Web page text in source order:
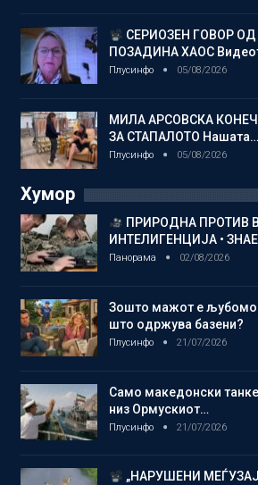
СЕРИОЗЕН ГОВОР
ПОЗАДИНА ХАОС
Плусинфо 05/08/2026
МИЛА АРСОВСКА
ЗА СТАПАЛОТО Нашата…
Плусинфо 05/08/2026
Хумор
ПРИРОДНА ПРОТИВ
ИНТЕЛИГЕНЦИЈА •
Панорама 02/08/2026
Зошто мажот е
што одржува базени?
Плусинфо 21/07/2026
Само македонски
низ Ормускиот…
Плусинфо 21/07/2026
„НАРУШЕНИ